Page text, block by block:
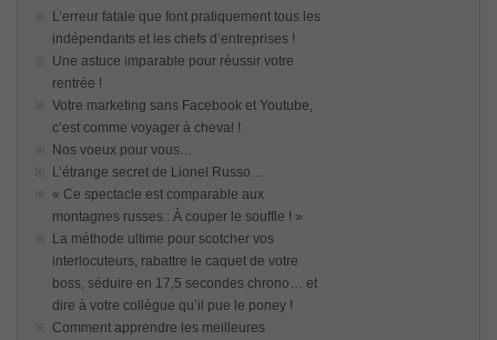
L’erreur fatale que font pratiquement tous les
indépendants et les chefs d’entreprises !
Une astuce imparable pour réussir votre
rentrée !
Votre marketing sans Facebook et Youtube,
c’est comme voyager à cheval !
Nos voeux pour vous…
L’étrange secret de Lionel Russo…
« Ce spectacle est comparable aux
montagnes russes : À couper le souffle ! »
La méthode ultime pour scotcher vos
interlocuteurs, rabattre le caquet de votre
boss, séduire en 17,5 secondes chrono… et
dire à votre collègue qu’il pue le poney !
Comment apprendre les meilleures